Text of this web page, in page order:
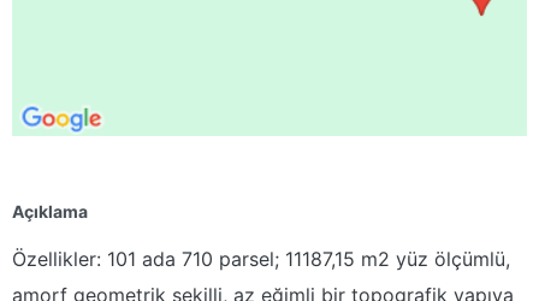
Açıklama
Özellikler: 101 ada 710 parsel; 11187,15 m2 yüz ölçümlü,
amorf geometrik şekilli, az eğimli bir topografik yapıya